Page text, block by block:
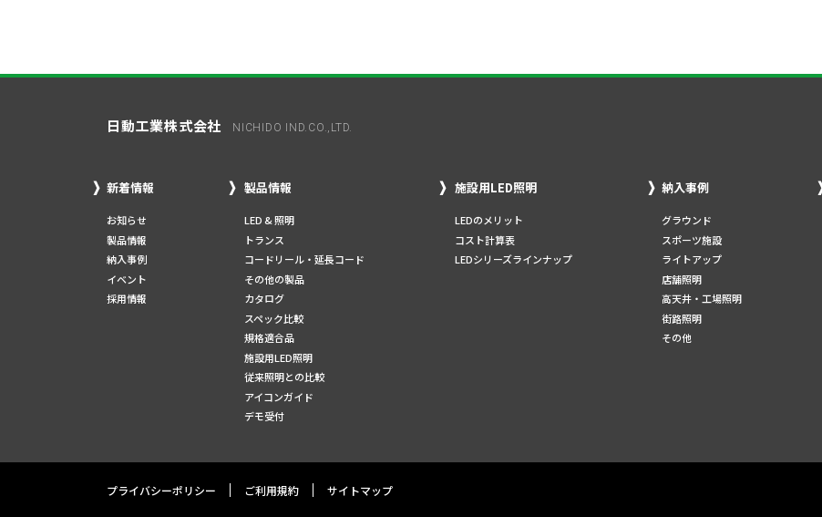
日動工業株式会社 NICHIDO IND.CO.,LTD.
新着情報
お知らせ
製品情報
納入事例
イベント
採用情報
製品情報
LED & 照明
トランス
コードリール・延長コード
その他の製品
カタログ
スペック比較
規格適合品
施設用LED照明
従来照明との比較
アイコンガイド
デモ受付
施設用LED照明
LEDのメリット
コスト計算表
LEDシリーズラインナップ
納入事例
グラウンド
スポーツ施設
ライトアップ
店舗照明
高天井・工場照明
街路照明
その他
プライバシーポリシー ご利用規約 サイトマップ